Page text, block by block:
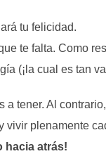
tu felicidad.
te falta. Como
(¡la cual es tan
tener. Al
vivir plenamente
hacia atrás!